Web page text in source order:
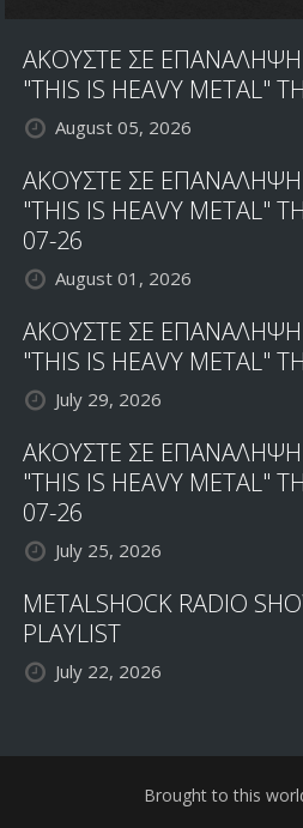
ΑΚΟΥΣΤΕ ΣΕ
"THIS IS HEAVY METAL"
August 05, 2026
ΑΚΟΥΣΤΕ ΣΕ
"THIS IS HEAVY METAL"
07-26
August 01, 2026
ΑΚΟΥΣΤΕ ΣΕ
"THIS IS HEAVY METAL"
July 29, 2026
ΑΚΟΥΣΤΕ ΣΕ
"THIS IS HEAVY METAL"
07-26
July 25, 2026
METALSHOCK RADIO
PLAYLIST
July 22, 2026
Brought to this